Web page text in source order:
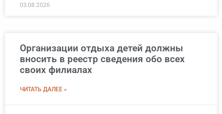
03.08.2026
Организации отдыха детей должны
вносить в реестр сведения обо всех
своих филиалах
ЧИТАТЬ ДАЛЕЕ »